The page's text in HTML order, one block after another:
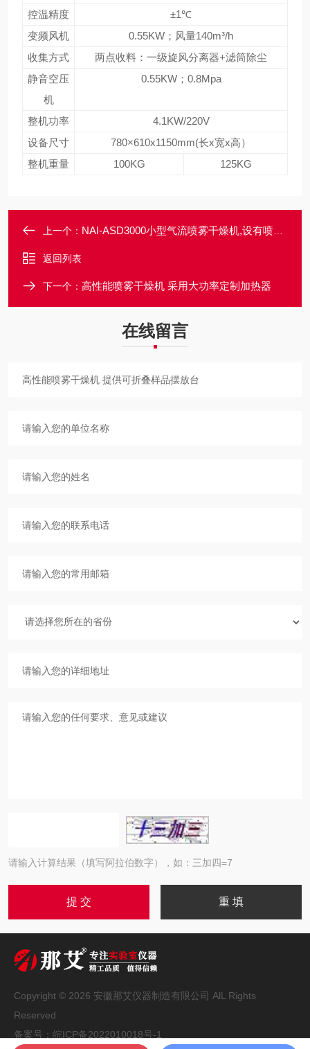
控温精度
±1℃
变频风机
0.55KW；风量140m³/h
收集方式
两点收料：一级旋风分离器+滤筒除尘
静音空压
机
0.55KW；0.8Mpa
整机功率
4.1KW/220V
设备尺寸
780×610x1150mm(长x宽x高）
整机重量
100KG 125KG
上一个： NAI-ASD3000小型气流喷雾干燥机,设有喷咀清洁器
返回列表
下一个： 高性能喷雾干燥机 采用大功率定制加热器
在线留言
请输入计算结果（填写阿拉伯数字），如：三加四=7
Copyright © 2026 安徽那艾仪器制造有限公司 AlL Rights
Reserved
备案号： 皖ICP备2022010018号-1